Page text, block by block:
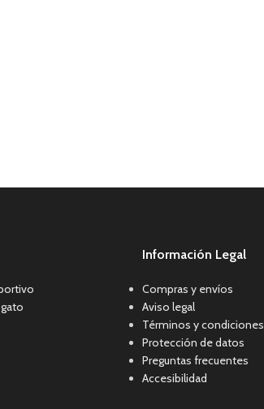
Información Legal
Compras y envíos
Aviso legal
Términos y condiciones
Protección de datos
Preguntas frecuentes
Accesibilidad